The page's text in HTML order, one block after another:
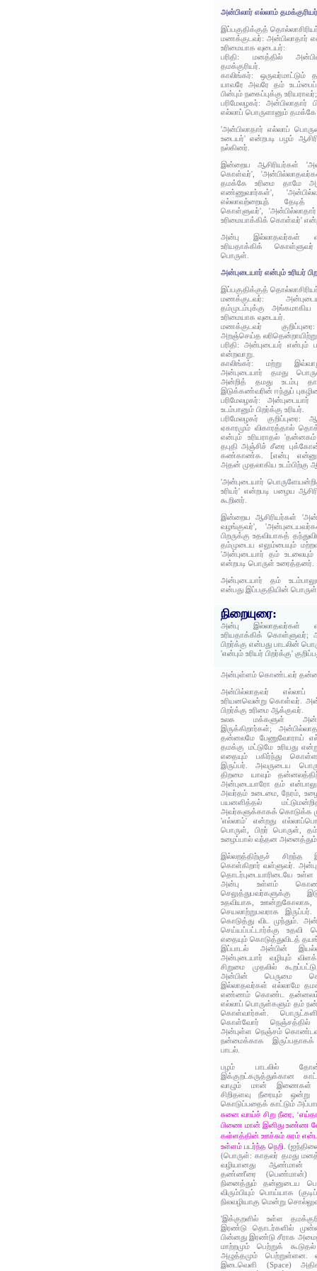
அன்பிலார் எல்லாம்
இப்பகுதிக்குத்
மணக்குடவர்: அன்பிலாதார்
உரிமையாக வுடையர்:
பரிதி: மனத்தில்
தமக்குரியர்.
காலிங்கர்:
யாவரே அவரே தம் உடம்பைப்
பின்பும் நகைப்புக்கு
பரிமேலழகர்: அன்பிலாதார்
எல்லாப் பொருளானும் தமக்கே
'அன்பிலாதார் எல்லாப்
உடையர்' என்றபடி பழம்
நல்கினர்.
இன்றைய ஆசிரியர்கள்
கொள்வர்',
தமக்கே உரிமை தாமே
எண்ணுவார்கள்',
எல்லாவற்றையுந் தேடித்
கொள்ளுவர்',
உரிமையாக்கிக் கொள்வர்'
அன்பு இல்லாதவர்கள்
உரியதாக்கிக்
பொருள்.
அன்புடையார் என்பும் உரியர்
இப்பகுதிக்குத்
மணக்குடவர்:
தம்முடம்புக்கு அங்கமாகிய
உரிமையாக வுடையர்.
மணக்குடவர்
அறஞ்செய்த
பரிதி: அன்புடையர் என்பும்
என்றவாறு.
காலிங்கர்: மற்று
அன்புடையார் தமது
அன்றித் தமது உடம்பு
இடுக்கண்வரின் ஈந்துப்
பரிமேலழகர்:
உடம்பானும் பிறர்க்கு உரியர்.
பரிமேலழகர் குறிப்புரை:
ஏகாரமும் விகாரத்தால்
என்பும் உரியராதல் 'தன்னகம்
தபுதி அஞ்சிச் சீரை
கண்காண்க. [என்பு என்னும்
அதன் முதலாகிய உடம்பிற்கு
'அன்புடையார்
உரியர்' என்றபடி பழைய
கூறினர்.
இன்றைய ஆசிரியர்கள்
வழங்குவர்',
பிறருக்கு உதவியாகத்
தம்முடைய எலும்பையும்
'அன்புடையார் தம் உடலையும்
என்றபடி பொருள் உரைத்தனர்.
அன்புடையார் தம்
என்பது இப்பகுதியின்
நிறையுரை:
அன்பு இல்லாதவர்கள்
உரியதாக்கிக் கொள்ளுவர்;
பிறர்க்கு என்பது பாடலின்
'என்பும் உரியர் பிறர்க்கு'
அன்புள்ளம் கொண்டவர்
அன்பில்லாதவர் எல்லாப்
உரியனவென்று கொள்வர்.
பிறர்க்கு உரிமை ஆக்குவர்.
உலக மக்களுள்
இருக்கிறார்கள்;
தன்னலமே பேணுவோராய்
தமக்கு மட்டுமே உரியது
எதையும் பகிர்ந்து
இருப்பர். அவருடைய
திறமை யாவும்
அன்புடையாரோ தம் என்பாலும்
அவர்தம் உடைமை, நேரம்,
பயனளித்தல்
அவர்களுக்காகக் கொடுக்க
'எல்லாம்' என்றது
பொருள், பிறர் பொருள்,
உழைப்பால் வந்தன அனைத்தும்
இல்லறத்திற்குச்
கொள்கிறார் வள்ளுவர். அன்பு
தொடர்புடையாரிடையே உள்ள
அன்பு உள்ளம்
செலுத்துபவர்களுக்கு
உதவியாக, ஊன்றுகோலாக,
செயலாற்றுபவராக
கொடுத்து விட முந்தும்.
செய்யப்பட்டார்க்கு உதவி
எதையும் கொடுத்துவிடத்
இப்பாடல் அன்பின்
அன்புடையார் வழியும்
சிறுமை முதலில்
அன்பின் பெருமை
இல்லாதவர்கள் எல்லாமே
எண்ணம் கொண்ட தன்னலம்
எல்லாப் பொருள்களும் தம்
கொள்வார்கள்.
கொள்வோர் நெஞ்சத்தில்
அன்புள்ள நெஞ்சம்
நன்மைக்காக இருப்பதாகக்
பாடல்.
பழம் பாடலில்
இக்குறட்கருத்துக்கான
வாழும் மான் இணைகள்
சிறிதளவு நீரையும்
கொடுப்பதைக் காட்டும்
சுனை வாய்ச் சிறு நீரை,
பிணை மான் இனிது உண்ண
கள்ளத்தின் ஊச்சும் சுரம்
உள்ளம் படர்ந்த நெறி.
(பொருள்: காதலர் தமது
வழியானது ஆண்மான்
தண்ணீரை (பெண்மான்)
நினைத்தும் தன்னுடைய
விரும்பியும் பொய்யாக
நிலவழியாகு மென்று
'இக்குறளில் உள்ள
இரண்டு தொடர்களில்
பின்னது இரண்டு சீராக
மாற்றமும் பெற்றுக்
அழுத்தமும் பெற்றுள்ளன.
இடைவெளி (Space)